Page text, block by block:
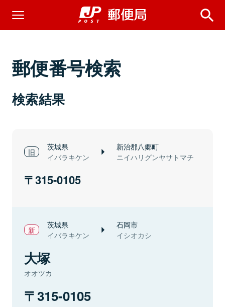
郵便番号検索
検索結果
茨城県
イバラキケン
新治郡八郷町
ニイハリグンヤサトマチ
315-0105
茨城県
イバラキケン
石岡市
イシオカシ
大塚
オオツカ
315-0105